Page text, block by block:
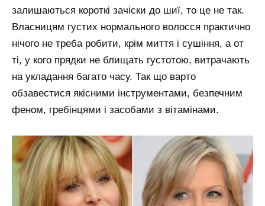
залишаються короткі зачіски до шиї, то це не так.
Власницям густих нормального волосся практично
нічого не треба робити, крім миття і сушіння, а от
ті, у кого прядки не блищать густотою, витрачають
на укладання багато часу. Так що варто
обзавестися якісними інструментами, безпечним
феном, гребінцями і засобами з вітамінами.